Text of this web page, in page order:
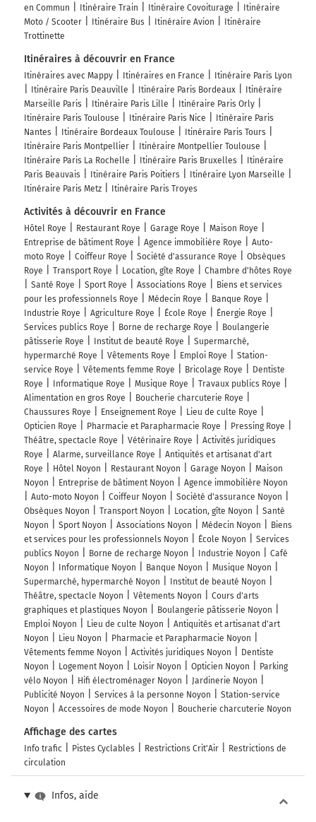
en Commun
Itinéraire Train Itinéraire Covoiturage
Itinéraire
Moto / Scooter
Itinéraire Bus Itinéraire Avion
Itinéraire
Trottinette
Itinéraires à découvrir en France
Itinéraires avec Mappy Itinéraires en France
Itinéraire Paris Lyon
Itinéraire Paris Deauville
Itinéraire Paris Bordeaux
Itinéraire
Marseille Paris
Itinéraire Paris Lille
Itinéraire Paris Orly
Itinéraire Paris Toulouse
Itinéraire Paris Nice
Itinéraire Paris
Nantes
Itinéraire Bordeaux Toulouse
Itinéraire Paris Tours
Itinéraire Paris Montpellier
Itinéraire Montpellier Toulouse
Itinéraire Paris La Rochelle
Itinéraire Paris Bruxelles
Itinéraire
Paris Beauvais
Itinéraire Paris Poitiers
Itinéraire Lyon Marseille
Itinéraire Paris Metz
Itinéraire Paris Troyes
Activités à découvrir en France
Hôtel Roye Restaurant Roye Garage Roye
Maison Roye
Entreprise de bâtiment Roye
Agence immobilière Roye
Auto-
moto Roye
Coiffeur Roye Société d'assurance Roye
Obsèques
Roye
Transport Roye Location, gîte Roye
Chambre d'hôtes Roye
Santé Roye
Sport Roye Associations Roye
Biens et services
pour les professionnels Roye
Médecin Roye
Banque Roye
Industrie Roye
Agriculture Roye École Roye
Énergie Roye
Services publics Roye
Borne de recharge Roye
Boulangerie
pâtisserie Roye
Institut de beauté Roye
Supermarché,
hypermarché Roye
Vêtements Roye Emploi Roye
Station-
service Roye
Vêtements femme Roye Bricolage Roye
Dentiste
Roye
Informatique Roye Musique Roye
Travaux publics Roye
Alimentation en gros Roye
Boucherie charcuterie Roye
Chaussures Roye
Enseignement Roye
Lieu de culte Roye
Opticien Roye
Pharmacie et Parapharmacie Roye
Pressing Roye
Théâtre, spectacle Roye
Vétérinaire Roye
Activités juridiques
Roye
Alarme, surveillance Roye
Antiquités et artisanat d'art
Roye
Hôtel Noyon Restaurant Noyon Garage Noyon
Maison
Noyon
Entreprise de bâtiment Noyon
Agence immobilière Noyon
Auto-moto Noyon
Coiffeur Noyon
Société d'assurance Noyon
Obsèques Noyon
Transport Noyon Location, gîte Noyon
Santé
Noyon
Sport Noyon Associations Noyon Médecin Noyon
Biens
et services pour les professionnels Noyon
École Noyon
Services
publics Noyon
Borne de recharge Noyon Industrie Noyon
Café
Noyon
Informatique Noyon Banque Noyon
Musique Noyon
Supermarché, hypermarché Noyon
Institut de beauté Noyon
Théâtre, spectacle Noyon
Vêtements Noyon
Cours d'arts
graphiques et plastiques Noyon
Boulangerie pâtisserie Noyon
Emploi Noyon
Lieu de culte Noyon
Antiquités et artisanat d'art
Noyon
Lieu Noyon
Pharmacie et Parapharmacie Noyon
Vêtements femme Noyon
Activités juridiques Noyon
Dentiste
Noyon
Logement Noyon Loisir Noyon Opticien Noyon
Parking
vélo Noyon
Hifi électroménager Noyon
Jardinerie Noyon
Publicité Noyon
Services à la personne Noyon
Station-service
Noyon
Accessoires de mode Noyon Boucherie charcuterie Noyon
Affichage des cartes
Info trafic Pistes Cyclables Restrictions Crit'Air
Restrictions de
circulation
Infos, aide